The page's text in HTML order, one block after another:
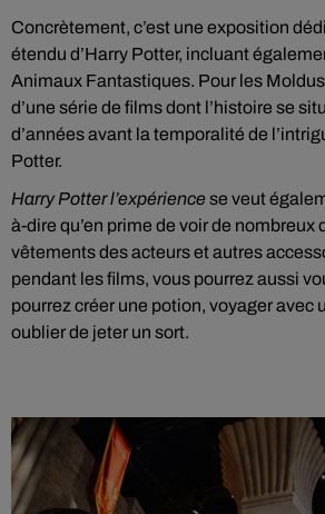
Concrètement, c’est une exposition
étendu d’Harry Potter, incluant
Animaux Fantastiques. Pour les
d’une série de films dont l’histoire se
d’années avant la temporalité de
Potter.
Harry Potter l’expériencese veut
à-dire qu’en prime de voir de nombreux
vêtements des acteurs et autres
pendant les films, vous pourrez aussi
pourrez créer une potion, voyager avec
oublier de jeter un sort.